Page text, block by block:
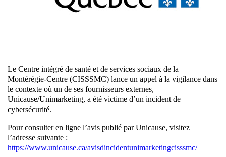
Le Centre intégré de santé et de services sociaux de la
Montérégie-Centre (CISSSMC) lance un appel à la vigilance dans
le contexte où un de ses fournisseurs externes,
Unicause/Unimarketing, a été victime d’un incident de
cybersécurité.
Pour consulter en ligne l’avis publié par Unicause, visitez
l’adresse suivante :
https://www.unicause.ca/avisdincidentunimarketingcisssmc/